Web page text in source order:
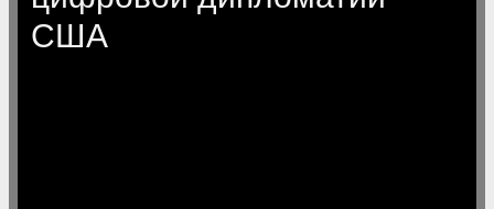
США